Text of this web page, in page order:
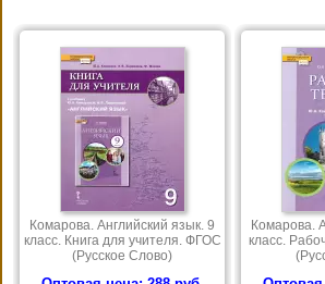
Комарова. Английский язык. 9
класс. Книга для учителя. ФГОС
(Русское Слово)
Комарова.
класс.